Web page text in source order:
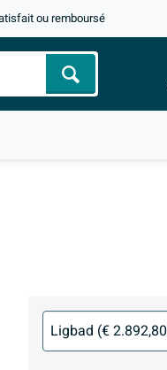
ou remboursé
Chercher